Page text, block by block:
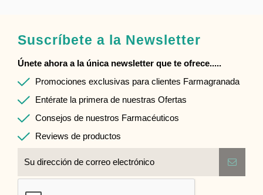
Suscríbete a la Newsletter
Únete ahora a la única newsletter que te ofrece.....
Promociones exclusivas para clientes Farmagranada
Entérate la primera de nuestras Ofertas
Consejos de nuestros Farmacéuticos
Reviews de productos